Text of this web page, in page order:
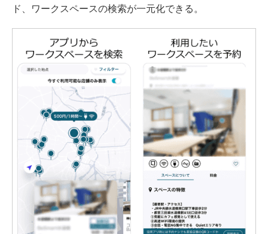
ド、ワークスペースの検索が一元化できる。